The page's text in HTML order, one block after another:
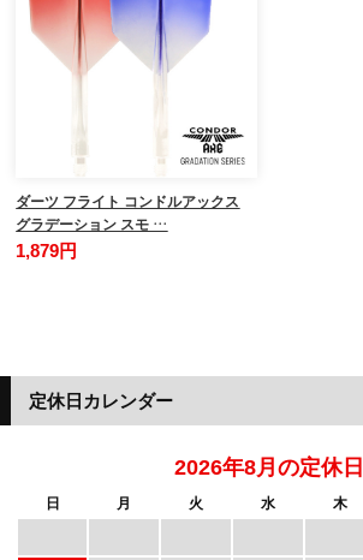
ダーツ フライト コンドルアックス
グラデーション スモ …
1,879円
定休日カレンダー
2026年8月の定休日
日 月 火 水 木